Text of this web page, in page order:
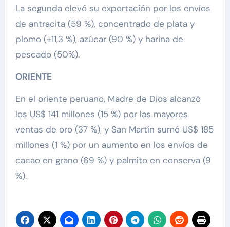
La segunda elevó su exportación por los envíos
de antracita (59 %), concentrado de plata y
plomo (+11,3 %), azúcar (90 %) y harina de
pescado (50%).
ORIENTE
En el oriente peruano, Madre de Dios alcanzó
los US$ 141 millones (15 %) por las mayores
ventas de oro (37 %), y San Martín sumó US$ 185
millones (1 %) por un aumento en los envíos de
cacao en grano (69 %) y palmito en conserva (9
%).